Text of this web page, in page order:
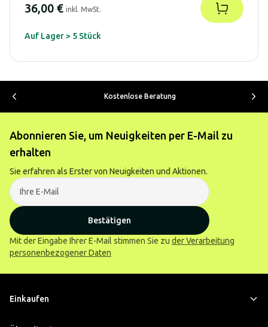
36,00 € inkl. MwSt.
Auf Lager > 5 Stück
Kostenlose Beratung
Abonnieren Sie, um Neuigkeiten per E-Mail zu
erhalten
Sie erfahren als Erster von Neuigkeiten und Aktionen.
Bestätigen
Mit der Eingabe Ihrer E-Mail stimmen Sie zu der Verarbeitung
personenbezogener Daten
Einkaufen